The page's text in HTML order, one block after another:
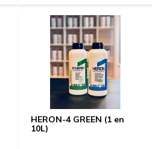
HERON-4 GREEN (1 en
10L)